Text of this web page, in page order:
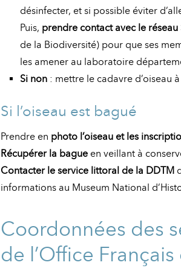
désinfecter, et si possible éviter
Puis, prendre contact avec le réseau
de la Biodiversité) pour que ses
les amener au laboratoire
Si non: mettre le cadavre d’oiseau à
Si l’oiseau est bagué
Prendre en photo l’oiseau et les
Récupérer la bagueen veillant à
Contacter le service littoral de la DDTM
informations au Museum National
Coordonnées des
de l’Office